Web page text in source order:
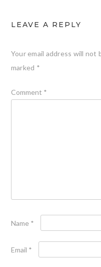
LEAVE A REPLY
Your email address will not
marked *
Comment *
Name *
Email *